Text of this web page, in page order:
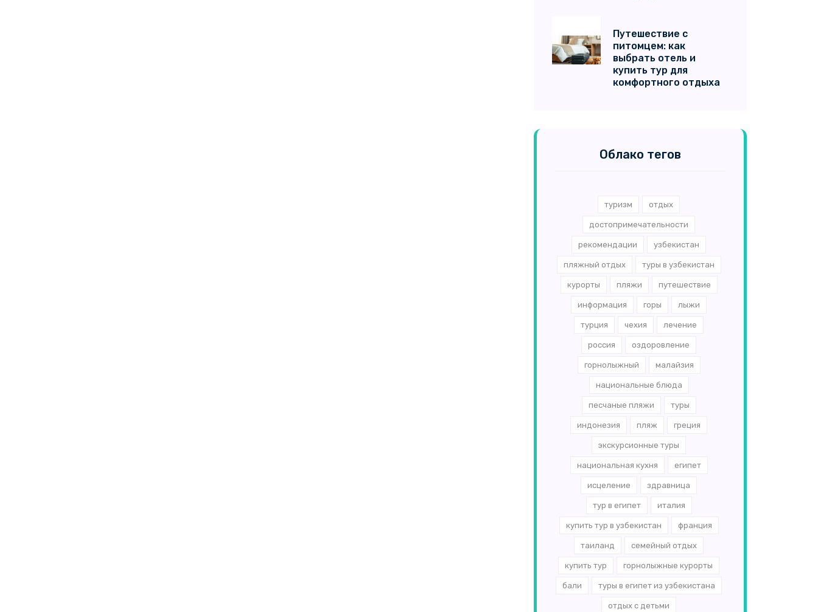
Путешествие с
питомцем: как
выбрать отель и
купить тур для
комфортного отдыха
Облако тегов
туризм отдых
достопримечательности
рекомендации узбекистан
пляжный отдых туры в узбекистан
курорты пляжи путешествие
информация горы лыжи
турция чехия лечение
россия оздоровление
горнолыжный малайзия
национальные блюда
песчаные пляжи туры
индонезия пляж греция
экскурсионные туры
национальная кухня египет
исцеление здравница
тур в египет италия
купить тур в узбекистан франция
таиланд семейный отдых
купить тур горнолыжные курорты
бали туры в египет из узбекистана
отдых с детьми